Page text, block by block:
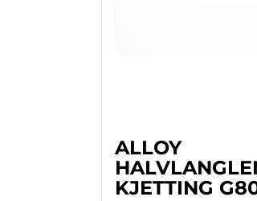
ALLOY
KJETTING